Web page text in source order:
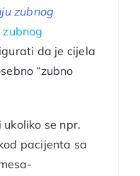
zubnog
da je cijela
“zubno
se npr.
pacijenta sa